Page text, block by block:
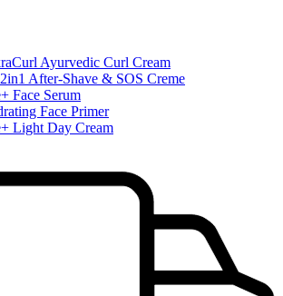
Ayurvedic Curl Cream
After-Shave & SOS Creme
Face Serum
Face Primer
Light Day Cream